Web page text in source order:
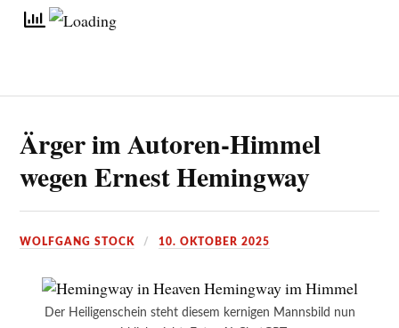
Ärger im Autoren-Himmel
wegen Ernest Hemingway
WOLFGANG STOCK 10. OKTOBER 2025
Der Heiligenschein steht diesem kernigen Mannsbild nun